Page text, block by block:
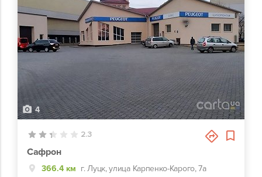
4
2.3
Сафрон
366.4 км г. Луцк, улица Карпенко-Карого, 7а